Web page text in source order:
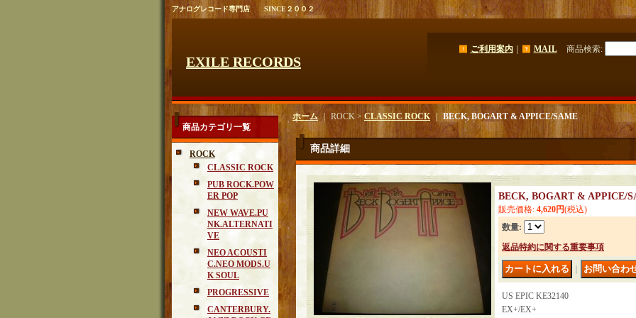
アナログレコード専門店 SINCE２００２
EXILE RECORDS
ご利用案内｜ MAIL 商品検索:
商品カテゴリ一覧
ROCK
CLASSIC ROCK
PUB ROCK.POW
ER POP
NEW WAVE.PU
NK.ALTERNATI
VE
NEO ACOUSTI
C.NEO MODS.U
K SOUL
PROGRESSIVE
CANTERBURY.
ホーム｜ ROCK > CLASSIC ROCK｜ BECK, BOGART & APPICE/SAME
商品詳細
BECK, BOGART & APPICE/
販売価格: 4,620円(税込)
数量:
返品特約に関する重要事項
US EPIC KE32140
EX+/EX+